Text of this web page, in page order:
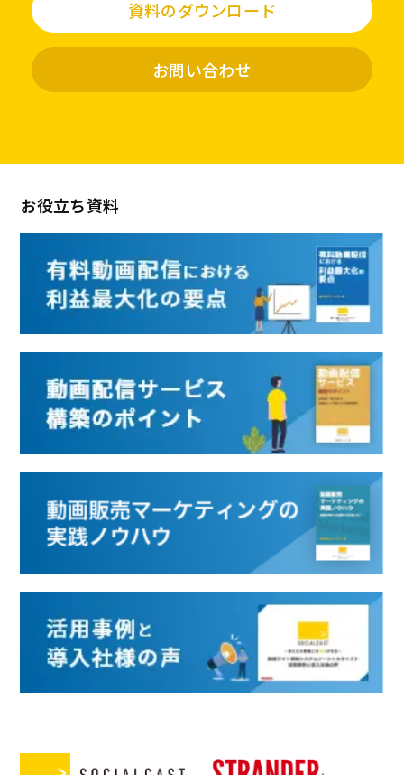
資料のダウンロード
お問い合わせ
お役立ち資料